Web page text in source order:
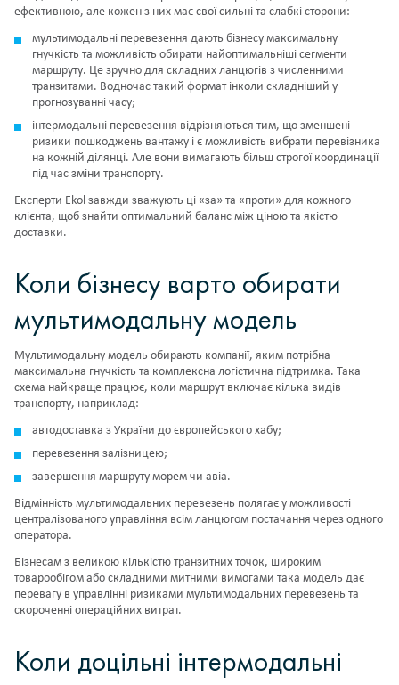
ефективною, але кожен з них має свої сильні та слабкі сторони:
мультимодальні перевезення дають бізнесу максимальну
гнучкість та можливість обирати найоптимальніші сегменти
маршруту. Це зручно для складних ланцюгів з численними
транзитами. Водночас такий формат інколи складніший у
прогнозуванні часу;
інтермодальні перевезення відрізняються тим, що зменшені
ризики пошкоджень вантажу і є можливість вибрати перевізника
на кожній ділянці. Але вони вимагають більш строгої координації
під час зміни транспорту.
Експерти Ekol завжди зважують ці «за» та «проти» для кожного
клієнта, щоб знайти оптимальний баланс між ціною та якістю
доставки.
Коли бізнесу варто обирати
мультимодальну модель
Мультимодальну модель обирають компанії, яким потрібна
максимальна гнучкість та комплексна логістична підтримка. Така
схема найкраще працює, коли маршрут включає кілька видів
транспорту, наприклад:
автодоставка з України до європейського хабу;
перевезення залізницею;
завершення маршруту морем чи авіа.
Відмінність мультимодальних перевезень полягає у можливості
централізованого управління всім ланцюгом постачання через одного
оператора.
Бізнесам з великою кількістю транзитних точок, широким
товарообігом або складними митними вимогами така модель дає
перевагу в управлінні ризиками мультимодальних перевезень та
скороченні операційних витрат.
Коли доцільні інтермодальні